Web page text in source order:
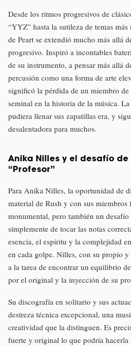
Desde los ritmos progresivos de
“YYZ” hasta la sutileza de temas
de Peart se extendió mucho más allá
progresivo. Inspiró a incontables
de su instrumento, a pensar más allá
percusión como una forma de arte
significó la pérdida de un miembro
seminal en la historia de la música.
pudiera llenar sus zapatillas era, y
desalentadora para muchos.
Anika Nilles y el desafío de
“Profesor”
Para Anika Nilles, la oportunidad de
material de Rush y con sus
monumental, pero también un desafío
simplemente de tocar las notas
esencia, el espíritu y la complejidad
en cada golpe. Nilles, con su propio
a la tarea de encontrar un equilibrio
por el original y la inyección de su
Su discografía en solitario y sus
destreza técnica excepcional, una
creatividad que la distinguen. Es
fuerte y original lo que podría hacerla